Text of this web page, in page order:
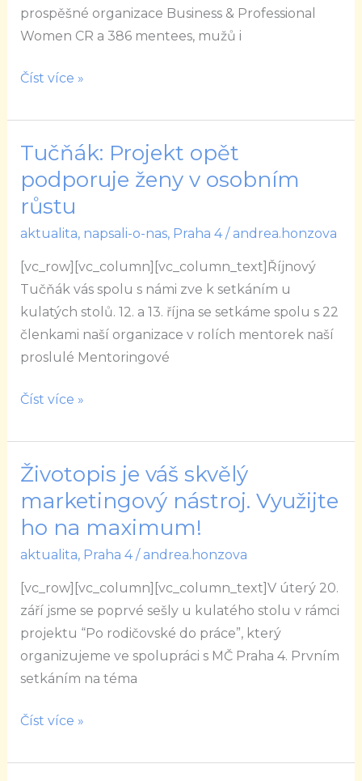
prospěšné organizace Business & Professional
Women CR a 386 mentees, mužů i
HR
days
400
Číst více »
Tučňák: Projekt opět
podporuje ženy v osobním
růstu
aktualita, napsali-o-nas, Praha 4/ andrea.honzova
[vc_row][vc_column][vc_column_text]Říjnový
Tučňák vás spolu s námi zve k setkáním u
kulatých stolů. 12. a 13. října se setkáme spolu s 22
členkami naší organizace v rolích mentorek naší
proslulé Mentoringové
Tučňák:
Projekt
opět
podporuje
ženy
v
osobním
růstu
Číst více »
Životopis je váš skvělý
marketingový nástroj. Využijte
ho na maximum!
aktualita, Praha 4/ andrea.honzova
[vc_row][vc_column][vc_column_text]V úterý 20.
září jsme se poprvé sešly u kulatého stolu v rámci
projektu “Po rodičovské do práce”, který
organizujeme ve spolupráci s MČ Praha 4. Prvním
setkáním na téma
Životopis
je
váš
skvělý
marketingový
nástroj.
Využijte
ho
na
maximum!
Číst více »